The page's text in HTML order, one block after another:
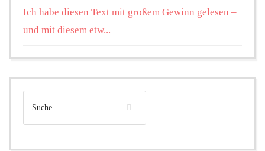
Ich habe diesen Text mit großem Gewinn gelesen –
und mit diesem etw...